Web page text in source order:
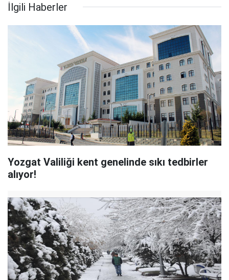
İlgili Haberler
Yozgat Valiliği kent genelinde sıkı tedbirler
alıyor!